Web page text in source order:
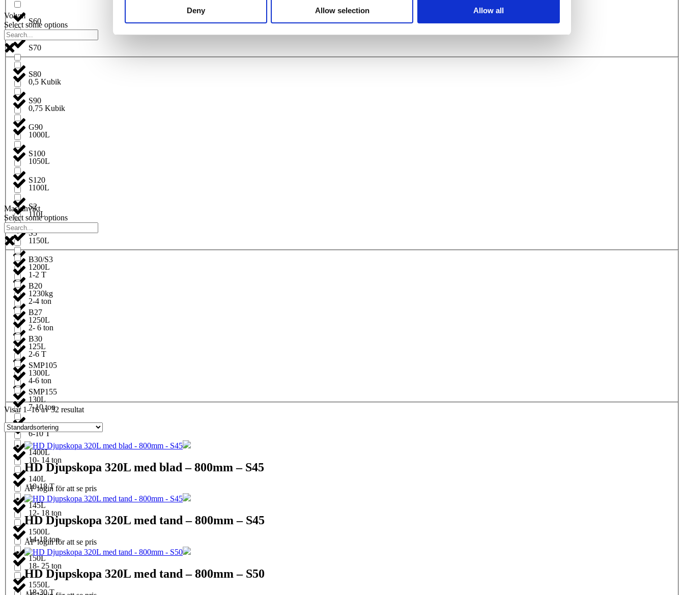
Deny Allow selection Allow all
S60
S70
S80
S90
G90
S100
S120
S2
S3
B30/S3
B20
B27
B30
SMP105
SMP155
Volym
Select some options
0,5 Kubik
0,75 Kubik
1000L
1050L
1100L
110L
1150L
1200L
1230kg
1250L
125L
1300L
130L
1350L
1400L
140L
145L
1500L
150L
1550L
Maskinvikt
Select some options
1-2 T
2-4 ton
2- 6 ton
2-6 T
4-6 ton
7-10 ton
6-10 T
10- 14 ton
10-18 T
12- 18 ton
14-18 ton
18- 25 ton
18-30 T
Visar 1–16 av 32 resultat
HD Djupskopa 320L med blad – 800mm – S45
ÅF login för att se pris
HD Djupskopa 320L med tand – 800mm – S45
ÅF login för att se pris
HD Djupskopa 320L med tand – 800mm – S50